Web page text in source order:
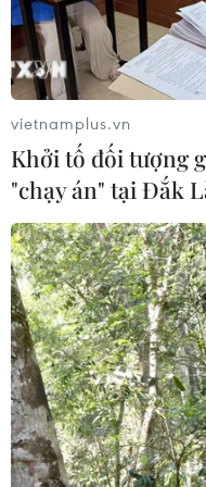
TIN LIÊN QUAN
vietnamplus.vn
Khởi tố đối tượng
"chạy án" tại Đắk